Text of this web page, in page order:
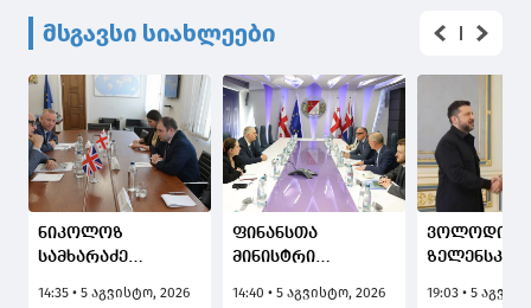
მსგავსი სიახლეები
ნიკოლოზ
სამხარაძე
სამეფოს საგარეო,
14:35 • 5 აგვისტო, 2026
ფინანსთა
მინისტრი
სამეფოს საგარეო,
14:40 • 5 აგვისტო, 2026
ზელენსკი
თავდაცვის
19:03 • 5